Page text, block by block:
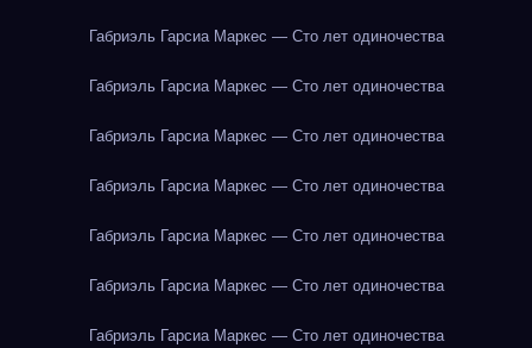
Габриэль Гарсиа Маркес — Сто лет одиночества
Габриэль Гарсиа Маркес — Сто лет одиночества
Габриэль Гарсиа Маркес — Сто лет одиночества
Габриэль Гарсиа Маркес — Сто лет одиночества
Габриэль Гарсиа Маркес — Сто лет одиночества
Габриэль Гарсиа Маркес — Сто лет одиночества
Габриэль Гарсиа Маркес — Сто лет одиночества